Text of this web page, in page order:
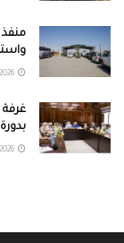
منفذ
غرفة